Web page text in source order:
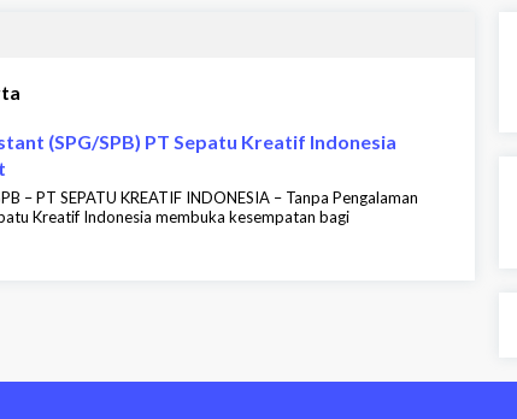
(SPG/SPB) PT Sepatu Kreatif Indonesia
– PT SEPATU KREATIF INDONESIA – Tanpa Pengalaman
Kreatif Indonesia membuka kesempatan bagi